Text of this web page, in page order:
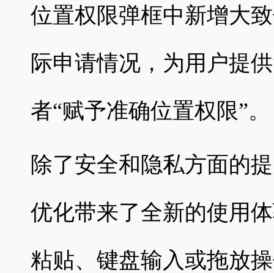
位置权限弹框中新增大
际申请情况，为用户提
者“赋予准确位置权限”。
除了安全和隐私方面的
优化带来了全新的使用
粘贴、键盘输入或拖放